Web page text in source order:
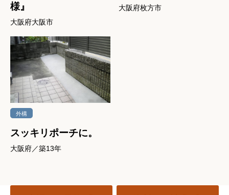
様』
大阪府大阪市
大阪府枚方市
外構
スッキリポーチに。
大阪府／築13年